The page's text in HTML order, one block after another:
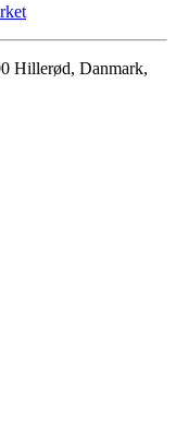
Hillerød, Danmark,